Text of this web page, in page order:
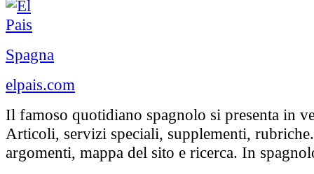
Spagna
elpais.com
Il famoso quotidiano spagnolo si presenta in
Articoli, servizi speciali, supplementi,
argomenti, mappa del sito e ricerca. In